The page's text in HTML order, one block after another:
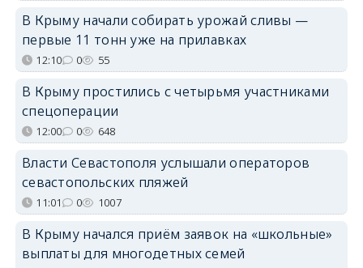
В Крыму начали собирать урожай сливы —
первые 11 тонн уже на прилавках
12:10 0 55
В Крыму простились с четырьмя участниками
спецоперации
12:00 0 648
Власти Севастополя услышали операторов
севастопольских пляжей
11:01 0 1007
В Крыму начался приём заявок на «школьные»
выплаты для многодетных семей